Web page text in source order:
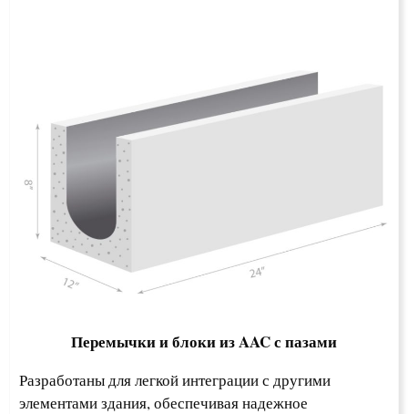
Перемычки и блоки из AAC с пазами
Разработаны для легкой интеграции с другими
элементами здания, обеспечивая надежное